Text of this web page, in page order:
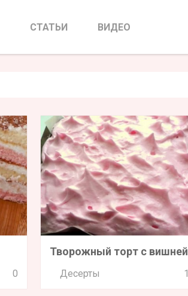
СТАТЬИ ВИДЕО
0
Творожный торт с вишней
Десерты 1